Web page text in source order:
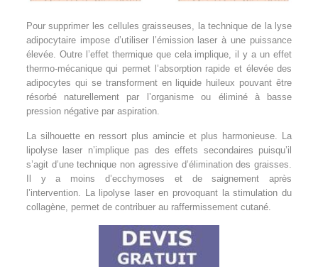
Pour supprimer les cellules graisseuses, la technique de la lyse
adipocytaire impose d’utiliser l’émission laser à une puissance
élevée. Outre l’effet thermique que cela implique, il y a un effet
thermo-mécanique qui permet l’absorption rapide et élevée des
adipocytes qui se transforment en liquide huileux pouvant être
résorbé naturellement par l’organisme ou éliminé à basse
pression négative par aspiration.
La silhouette en ressort plus amincie et plus harmonieuse. La
lipolyse laser n’implique pas des effets secondaires puisqu’il
s’agit d’une technique non agressive d’élimination des graisses.
Il y a moins d’ecchymoses et de saignement après
l’intervention. La lipolyse laser en provoquant la stimulation du
collagène, permet de contribuer au raffermissement cutané.